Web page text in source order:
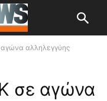
αλληλεγγύης
σε αγώνα